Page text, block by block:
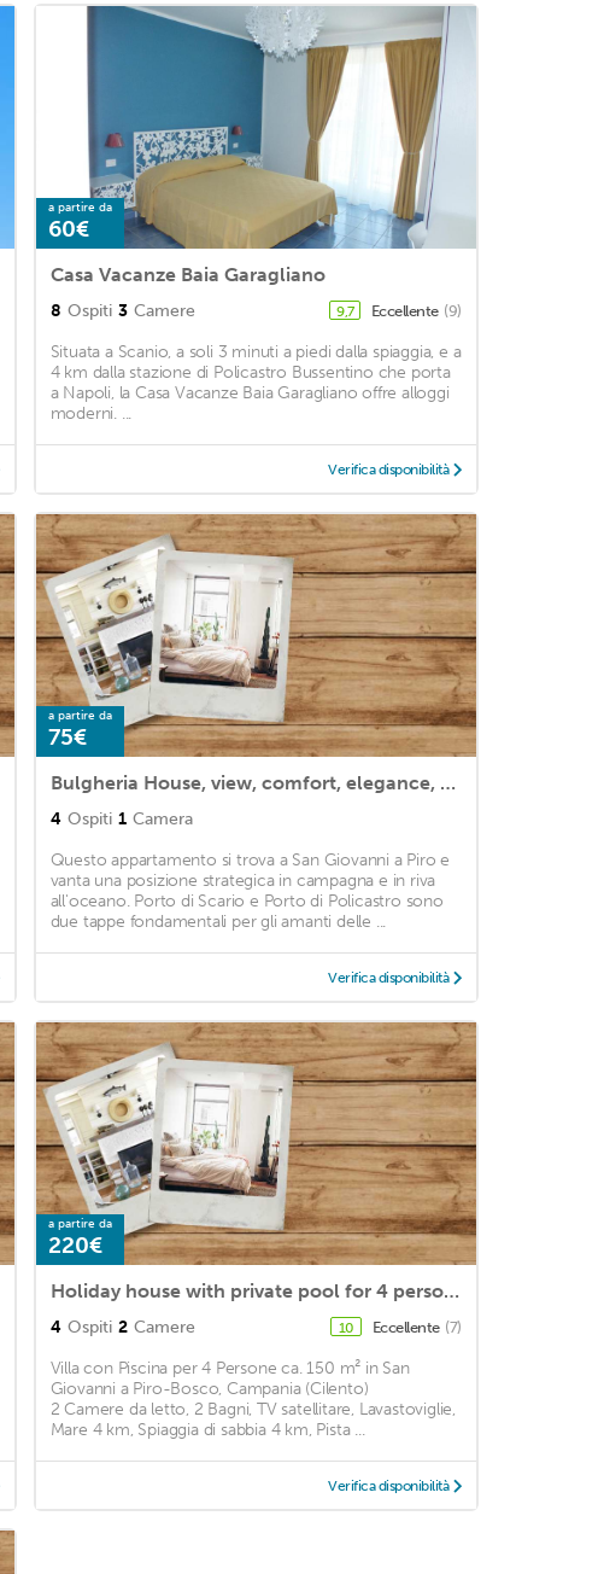
a partire da
60€
Casa Vacanze Baia Garagliano
8 Ospiti 3 Camere 9,7 Eccellente (9)
Situata a Scanio, a soli 3 minuti a piedi dalla spiaggia, e a
4 km dalla stazione di Policastro Bussentino che porta
a Napoli, la Casa Vacanze Baia Garagliano offre alloggi
moderni. ...
Verifica disponibilità
a partire da
75€
Bulgheria House, view, comfort, elegance, top holiday home!
4 Ospiti 1 Camera
Questo appartamento si trova a San Giovanni a Piro e
vanta una posizione strategica in campagna e in riva
all'oceano. Porto di Scario e Porto di Policastro sono
due tappe fondamentali per gli amanti delle ...
Verifica disponibilità
a partire da
220€
Holiday house with private pool for 4 persons approx. 150 m2
4 Ospiti 2 Camere 10 Eccellente (7)
Villa con Piscina per 4 Persone ca. 150 m² in San
Giovanni a Piro-Bosco, Campania (Cilento)
2 Camere da letto, 2 Bagni, TV satellitare, Lavastoviglie,
Mare 4 km, Spiaggia di sabbia 4 km, Pista ...
Verifica disponibilità